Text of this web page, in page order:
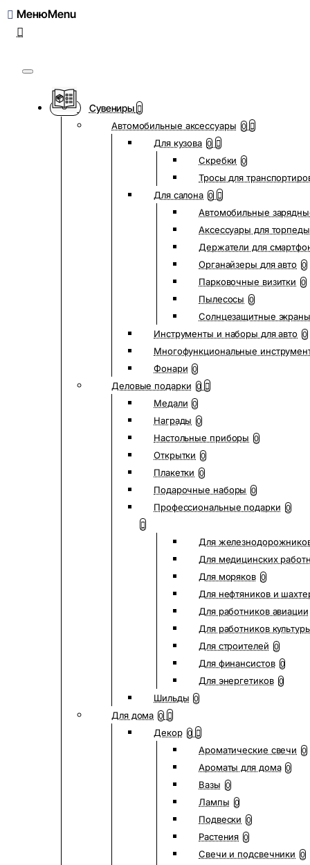
Меню
Сувениры
Автомобильные аксессуары 0
Для кузова 0
Скребки 0
Тросы для
Для салона 0
Автомобильные
Аксессуары для
Держатели для
Органайзеры для авто 0
Парковочные визитки 0
Пылесосы 0
Солнцезащитные экраны
Инструменты и наборы для авто 0
Многофункциональные
Фонари 0
Деловые подарки 0
Медали 0
Награды 0
Настольные приборы 0
Открытки 0
Плакетки 0
Подарочные наборы 0
Профессиональные подарки 0
Для
Для медицинских
Для моряков 0
Для нефтяников и
Для работников авиации
Для работников
Для строителей 0
Для финансистов 0
Для энергетиков 0
Шильды 0
Для дома 0
Декор 0
Ароматические свечи 0
Ароматы для дома 0
Вазы 0
Лампы 0
Подвески 0
Растения 0
Свечи и подсвечники 0